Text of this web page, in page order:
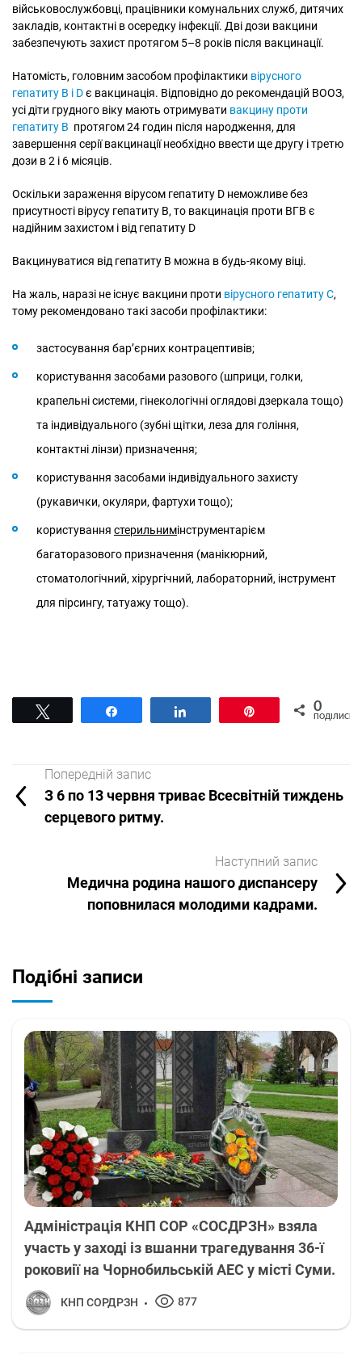
військовослужбовці, працівники комунальних служб, дитячих
закладів, контактні в осередку інфекції. Дві дози вакцини
забезпечують захист протягом 5–8 років після вакцинації.
Натомість, головним засобом профілактики вірусного
гепатиту В і Dє вакцинація. Відповідно до рекомендацій ВООЗ,
усі діти грудного віку мають отримувати вакцину проти
гепатиту В протягом 24 годин після народження, для
завершення серії вакцинації необхідно ввести ще другу і третю
дози в 2 і 6 місяців.
Оскільки зараження вірусом гепатиту D неможливе без
присутності вірусу гепатиту В, то вакцинація проти ВГВ є
надійним захистом і від гепатиту D
Вакцинуватися від гепатиту В можна в будь-якому віці.
На жаль, наразі не існує вакцини проти вірусного гепатиту С,
тому рекомендовано такі засоби профілактики:
застосування бар’єрних контрацептивів;
користування засобами разового (шприци, голки,
крапельні системи, гінекологічні оглядові дзеркала тощо)
та індивідуального (зубні щітки, леза для гоління,
контактні лінзи) призначення;
користування засобами індивідуального захисту
(рукавички, окуляри, фартухи тощо);
користування стерильнимінструментарієм
багаторазового призначення (манікюрний,
стоматологічний, хірургічний, лабораторний, інструмент
для пірсингу, татуажу тощо).
Поділитися Поділитися 0
ПОДІЛИСЬ
Попередній запис
З 6 по 13 червня триває Всесвітній тиждень
серцевого ритму.
Наступний запис
Медична родина нашого диспансеру
поповнилася молодими кадрами.
Подібні записи
Адміністрація КНП СОР «СОСДРЗН» взяла
участь у заході із вшанни трагедування 36-ї
роковиії на Чорнобильській АЕС у місті Суми.
КНП СОРДРЗН 877